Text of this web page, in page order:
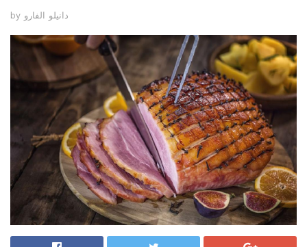
by دانيلو الفارو